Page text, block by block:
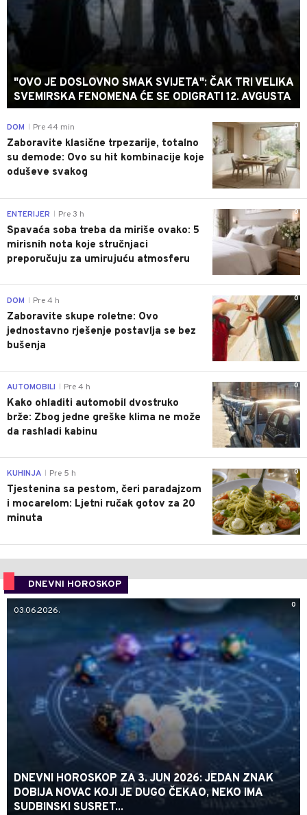
"OVO JE DOSLOVNO SMAK SVIJETA": ČAK TRI VELIKA
SVEMIRSKA FENOMENA ĆE SE ODIGRATI 12. AVGUSTA
0
DOM Pre 44 min
Zaboravite klasične trpezarije, totalno
su demode: Ovo su hit kombinacije koje
oduševe svakog
0
ENTERIJER Pre 3 h
Spavaća soba treba da miriše ovako: 5
mirisnih nota koje stručnjaci
preporučuju za umirujuću atmosferu
0
DOM Pre 4 h
Zaboravite skupe roletne: Ovo
jednostavno rješenje postavlja se bez
bušenja
0
AUTOMOBILI Pre 4 h
Kako ohladiti automobil dvostruko
brže: Zbog jedne greške klima ne može
da rashladi kabinu
0
KUHINJA Pre 5 h
Tjestenina sa pestom, čeri paradajzom
i mocarelom: Ljetni ručak gotov za 20
minuta
DNEVNI HOROSKOP
0
03.06.2026.
DNEVNI HOROSKOP ZA 3. JUN 2026: JEDAN ZNAK
DOBIJA NOVAC KOJI JE DUGO ČEKAO, NEKO IMA
SUDBINSKI SUSRET...